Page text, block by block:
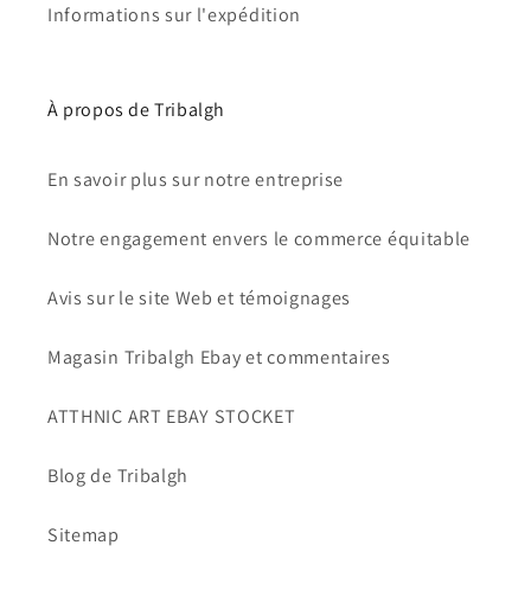
Informations sur l'expédition
À propos de Tribalgh
En savoir plus sur notre entreprise
Notre engagement envers le commerce équitable
Avis sur le site Web et témoignages
Magasin Tribalgh Ebay et commentaires
ATTHNIC ART EBAY STOCKET
Blog de Tribalgh
Sitemap